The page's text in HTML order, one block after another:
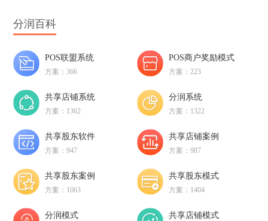
分润百科
POS联盟系统
方案：366
POS商户奖励模式
方案：223
共享店铺系统
方案：1362
分润系统
方案：1322
共享股东软件
方案：947
共享店铺案例
方案：987
共享股东案例
方案：1063
共享股东模式
方案：1404
分润模式 共享店铺模式